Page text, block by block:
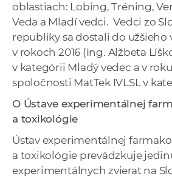
oblastiach: Lobing, Tréning,
Veda a Mladí vedci. Vedci zo
republiky sa dostali do užšieho
v rokoch 2016 (Ing. Alžbeta
v kategórii Mladý vedec a v
spoločnosti MatTek IVLSL v
O Ústave experimentálnej
a toxikológie
Ústav experimentálnej
a toxikológie prevádzkuje
experimentálnych zvierat na